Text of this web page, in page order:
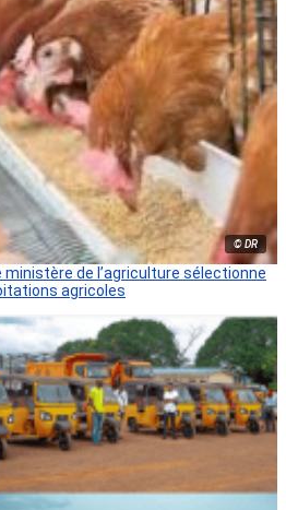
© DR
ministère de l’agriculture sélectionne
agricoles